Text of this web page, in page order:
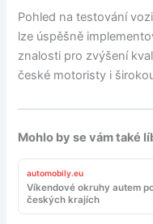
Pohled na testování
lze úspěšně
znalosti pro zvýšení
české motoristy i
Mohlo by se vám také
automobily.eu
Víkendové okruhy autem
českých krajích